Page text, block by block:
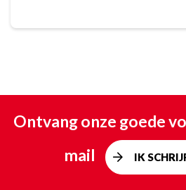
Ontvang onze goede
mail
IK